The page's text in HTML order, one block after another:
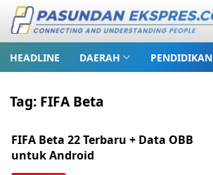
HEADLINE DAERAH PENDIDIKAN
Tag: FIFA Beta
FIFA Beta 22 Terbaru + Data OBB
untuk Android